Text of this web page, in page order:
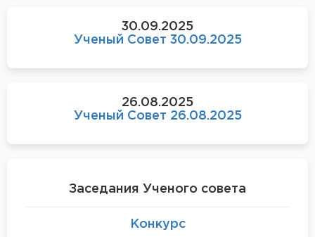
30.09.2025
Ученый Совет 30.09.2025
26.08.2025
Ученый Совет 26.08.2025
Заседания Ученого совета
Конкурс